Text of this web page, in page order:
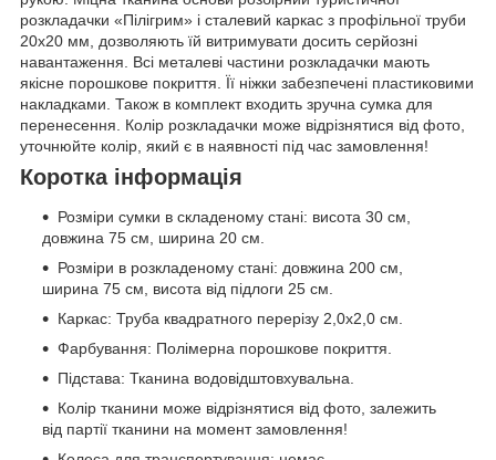
розкладачки «Пілігрим» і сталевий каркас з профільної труби
20х20 мм, дозволяють їй витримувати досить серйозні
навантаження. Всі металеві частини розкладачки мають
якісне порошкове покриття. Її ніжки забезпечені пластиковими
накладками. Також в комплект входить зручна сумка для
перенесення. Колір розкладачки може відрізнятися від фото,
уточнюйте колір, який є в наявності під час замовлення!
Коротка інформація
Розміри сумки в складеному стані: висота 30 см,
довжина 75 см, ширина 20 см.
Розміри в розкладеному стані: довжина 200 см,
ширина 75 см, висота від підлоги 25 см.
Каркас: Труба квадратного перерізу 2,0х2,0 см.
Фарбування: Полімерна порошкове покриття.
Підстава: Тканина водовідштовхувальна.
Колір тканини може відрізнятися від фото, залежить
від партії тканини на момент замовлення!